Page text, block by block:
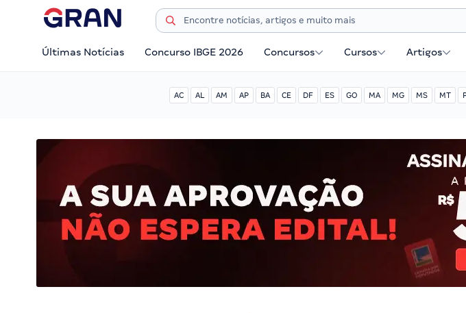
Últimas Notícias Concurso IBGE 2026 Concursos Cursos Artigos
AC AL AM AP BA CE DF ES GO MA MG MS MT